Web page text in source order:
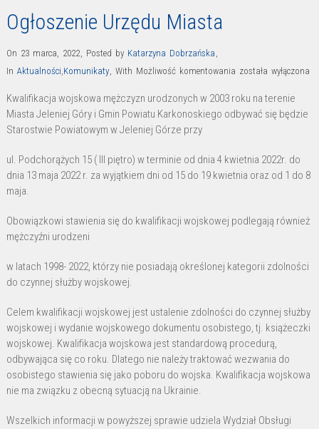
Ogłoszenie Urzędu Miasta
On 23 marca, 2022, Posted by Katarzyna Dobrzańska ,
In Aktualności,Komunikaty, With Możliwość komentowania Ogłoszenie
została wyłączona
Kwalifikacja wojskowa mężczyzn urodzonych w 2003 roku na terenie
Miasta Jeleniej Góry i Gmin Powiatu Karkonoskiego odbywać się będzie
Starostwie Powiatowym w Jeleniej Górze przy
ul. Podchorążych 15 ( III piętro) w terminie od dnia 4 kwietnia 2022r. do
dnia 13 maja 2022 r. za wyjątkiem dni od 15 do 19 kwietnia oraz od 1 do 8
maja.
Obowiązkowi stawienia się do kwalifikacji wojskowej podlegają również
mężczyźni urodzeni
w latach 1998- 2022, którzy nie posiadają określonej kategorii zdolności
do czynnej służby wojskowej.
Celem kwalifikacji wojskowej jest ustalenie zdolności do czynnej służby
wojskowej i wydanie wojskowego dokumentu osobistego, tj. książeczki
wojskowej. Kwalifikacja wojskowa jest standardową procedurą,
odbywająca się co roku. Dlatego nie należy traktować wezwania do
osobistego stawienia się jako poboru do wojska. Kwalifikacja wojskowa
nie ma związku z obecną sytuacją na Ukrainie.
Wszelkich informacji w powyższej sprawie udziela Wydział Obsługi